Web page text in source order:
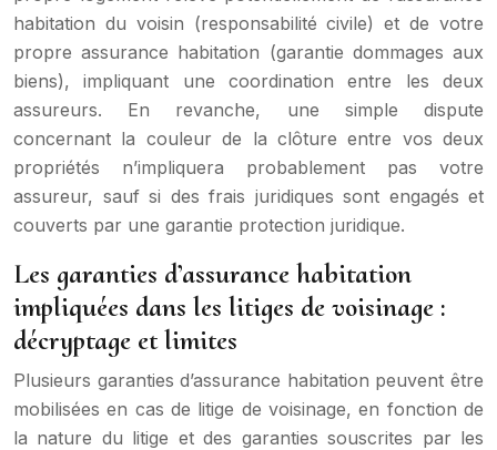
habitation du voisin (responsabilité civile) et de votre
propre assurance habitation (garantie dommages aux
biens), impliquant une coordination entre les deux
assureurs. En revanche, une simple dispute
concernant la couleur de la clôture entre vos deux
propriétés n’impliquera probablement pas votre
assureur, sauf si des frais juridiques sont engagés et
couverts par une garantie protection juridique.
Les garanties d’assurance habitation
impliquées dans les litiges de voisinage :
décryptage et limites
Plusieurs garanties d’assurance habitation peuvent être
mobilisées en cas de litige de voisinage, en fonction de
la nature du litige et des garanties souscrites par les